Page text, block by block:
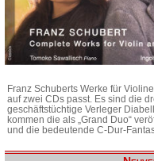
Franz Schuberts Werke für
auf zwei CDs passt. Es sind die
geschäftstüchtige Verleger
kommen die als „Grand Duo“
und die bedeutende C-Dur-